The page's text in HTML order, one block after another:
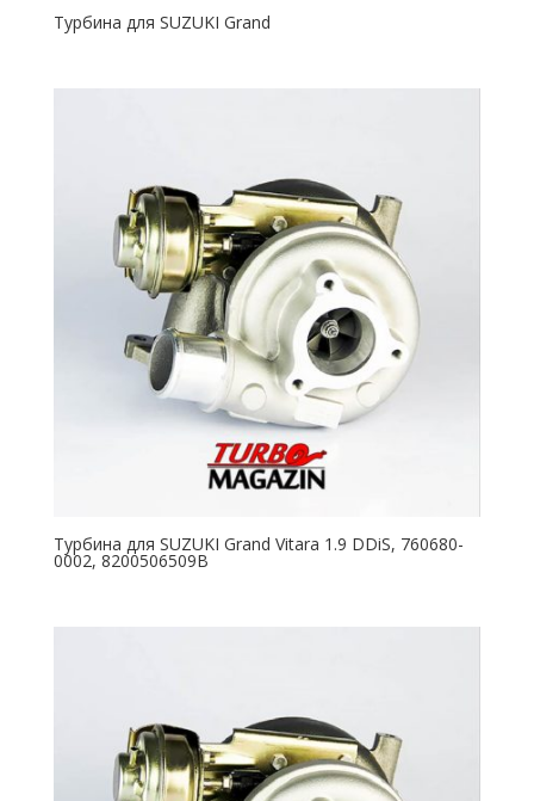
Турбина для SUZUKI Grand
Турбина для SUZUKI Grand Vitara 1.9 DDiS, 760680-
0002, 8200506509B